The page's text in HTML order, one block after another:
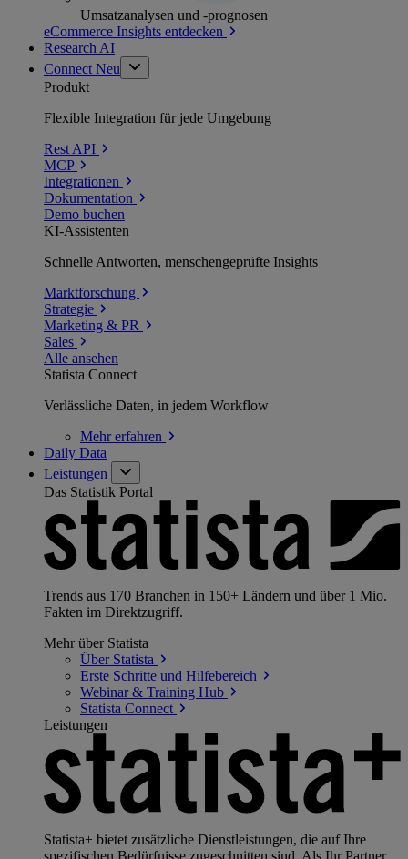
Umsatzanalysen und -prognosen
eCommerce Insights entdecken
Research AI
Connect Neu
Produkt
Flexible Integration für jede Umgebung
Rest API
MCP
Integrationen
Dokumentation
Demo buchen
KI-Assistenten
Schnelle Antworten, menschengeprüfte Insights
Marktforschung
Strategie
Marketing & PR
Sales
Alle ansehen
Statista Connect
Verlässliche Daten, in jedem Workflow
Mehrerfahren
Daily Data
Leistungen
Das Statistik Portal
Trends aus 170 Branchen in 150+ Ländern und über 1 Mio.
Fakten im Direktzugriff.
Mehr über Statista
Über Statista
Erste Schritte und Hilfebereich
Webinar & Training Hub
Statista Connect
Leistungen
Statista+ bietet zusätzliche Dienstleistungen, die auf Ihre
spezifischen Bedürfnisse zugeschnitten sind. Als Ihr Partner